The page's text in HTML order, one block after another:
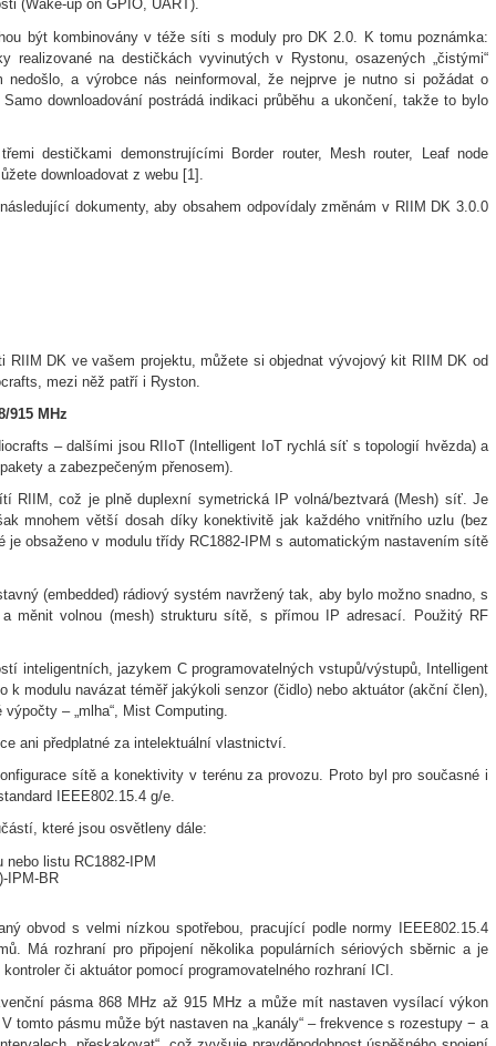
(Wake-up on GPIO, UART).
být kombinovány v téže síti s moduly pro DK 2.0. K tomu poznámka:
na destičkách vyvinutých v Rystonu, osazených „čistými“
nedošlo, a výrobce nás neinformoval, že nejprve je nutno si požádat o
downloadování postrádá indikaci průběhu a ukončení, takže to bylo
destičkami demonstrujícími Border router, Mesh router, Leaf node
downloadovat z webu [1].
dokumenty, aby obsahem odpovídaly změnám v RIIM DK 3.0.0
DK ve vašem projektu, můžete si objednat vývojový kit RIIM DK od
mezi něž patří i Ryston.
915 MHz
– dalšími jsou RIIoT (Intelligent IoT rychlá síť s topologií hvězda) a
a zabezpečeným přenosem).
RIIM, což je plně duplexní symetrická IP volná/beztvará (Mesh) síť. Je
mnohem větší dosah díky konektivitě jak každého vnitřního uzlu (bez
je obsaženo v modulu třídy RC1882-IPM s automatickým nastavením sítě
(embedded) rádiový systém navržený tak, aby bylo možno snadno, s
měnit volnou (mesh) strukturu sítě, s přímou IP adresací. Použitý RF
inteligentních, jazykem C programovatelných vstupů/výstupů, Intelligent
k modulu navázat téměř jakýkoli senzor (čidlo) nebo aktuátor (akční člen),
– „mlha“, Mist Computing.
ani předplatné za intelektuální vlastnictví.
sítě a konektivity v terénu za provozu. Proto byl pro současné i
IEEE802.15.4 g/e.
které jsou osvětleny dále:
listu RC1882-IPM
IPM-BR
obvod s velmi nízkou spotřebou, pracující podle normy IEEE802.15.4
Má rozhraní pro připojení několika populárních sériových sběrnic a je
či aktuátor pomocí programovatelného rozhraní ICI.
pásma 868 MHz až 915 MHz a může mít nastaven vysílací výkon
tomto pásmu může být nastaven na „kanály“ – frekvence s rozestupy − a